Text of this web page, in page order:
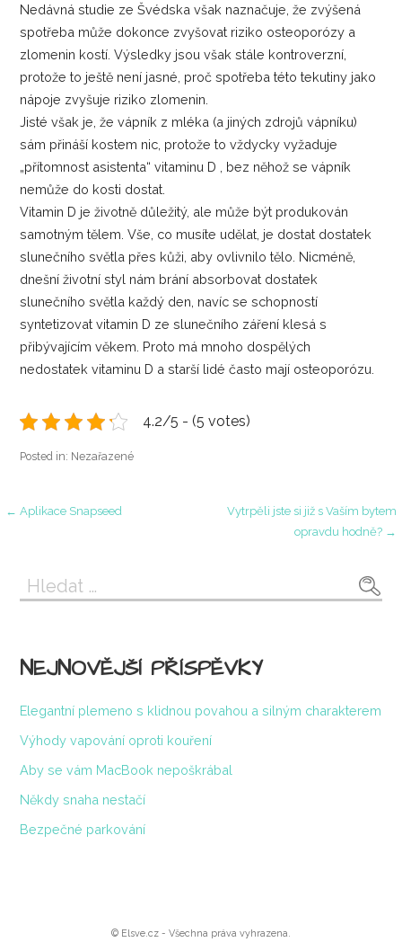
Nedávná studie ze Švédska však naznačuje, že zvýšená
spotřeba může dokonce zvyšovat riziko osteoporózy a
zlomenin kostí. Výsledky jsou však stále kontroverzní,
protože to ještě není jasné, proč spotřeba této tekutiny jako
nápoje zvyšuje riziko zlomenin.
Jisté však je, že vápník z mléka (a jiných zdrojů vápníku)
sám přináší kostem nic, protože to vždycky vyžaduje
„přítomnost asistenta“ vitaminu D , bez něhož se vápník
nemůže do kosti dostat.
Vitamin D je životně důležitý, ale může být produkován
samotným tělem. Vše, co musíte udělat, je dostat dostatek
slunečního světla přes kůži, aby ovlivnilo tělo. Nicméně,
dnešní životní styl nám brání absorbovat dostatek
slunečního světla každý den, navíc se schopností
syntetizovat vitamin D ze slunečního záření klesá s
přibývajícím věkem. Proto má mnoho dospělých
nedostatek vitaminu D a starší lidé často mají osteoporózu.
4.2/5 - (5 votes)
Posted in: Nezařazené
Navigace
pro
← Aplikace Snapseed
Vytrpěli jste si již s Vaším bytem
opravdu hodně? →
Vyhledávání
NEJNOVĚJŠÍ PŘÍSPĚVKY
Elegantní plemeno s klidnou povahou a silným charakterem
Výhody vapování oproti kouření
Aby se vám MacBook nepoškrábal
Někdy snaha nestačí
Bezpečné parkování
© Elsve.cz - Všechna práva vyhrazena.